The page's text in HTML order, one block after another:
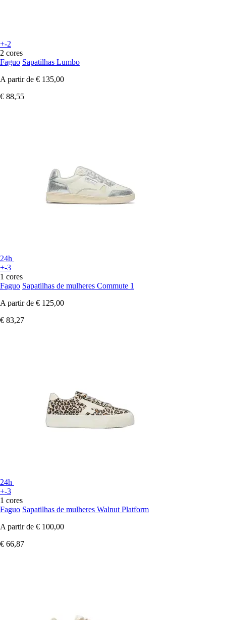
+-2
2 cores
Faguo Sapatilhas Lumbo
A partir de € 135,00
€ 88,55
24h
+-3
1 cores
Faguo Sapatilhas de mulheres Commute 1
A partir de € 125,00
€ 83,27
24h
+-3
1 cores
Faguo Sapatilhas de mulheres Walnut Platform
A partir de € 100,00
€ 66,87